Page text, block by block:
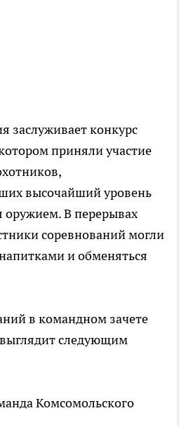
заслуживает конкурс
приняли участие
высочайший уровень
оружием. В перерывах
соревнований могли
и обменяться
в командном зачете
следующим
Комсомольского